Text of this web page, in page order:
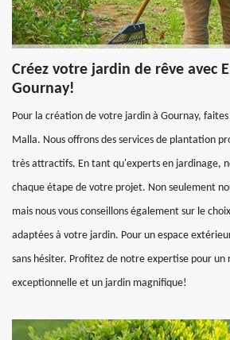
Créez votre jardin de rêve avec
Gournay!
Pour la création de votre jardin à Gournay,
Malla. Nous offrons des services de plantation
très attractifs. En tant qu'experts en jardinage,
chaque étape de votre projet. Non seulement
mais nous vous conseillons également sur le
adaptées à votre jardin. Pour un espace
sans hésiter. Profitez de notre expertise pour
exceptionnelle et un jardin magnifique!